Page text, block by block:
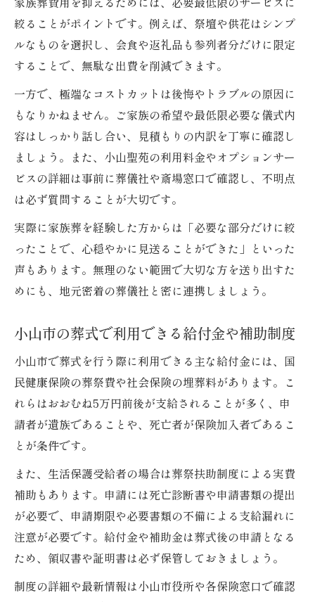
絞ることがポイントです。例えば、祭壇や供花はシンプ
ルなものを選択し、会食や返礼品も参列者分だけに限定
することで、無駄な出費を削減できます。
一方で、極端なコストカットは後悔やトラブルの原因に
もなりかねません。ご家族の希望や最低限必要な儀式内
容はしっかり話し合い、見積もりの内訳を丁寧に確認し
ましょう。また、小山聖苑の利用料金やオプションサー
ビスの詳細は事前に葬儀社や斎場窓口で確認し、不明点
は必ず質問することが大切です。
実際に家族葬を経験した方からは「必要な部分だけに絞
ったことで、心穏やかに見送ることができた」といった
声もあります。無理のない範囲で大切な方を送り出すた
めにも、地元密着の葬儀社と密に連携しましょう。
小山市の葬式で利用できる給付金や補助制度
小山市で葬式を行う際に利用できる主な給付金には、国
民健康保険の葬祭費や社会保険の埋葬料があります。こ
れらはおおむね5万円前後が支給されることが多く、申
請者が遺族であることや、死亡者が保険加入者であるこ
とが条件です。
また、生活保護受給者の場合は葬祭扶助制度による実費
補助もあります。申請には死亡診断書や申請書類の提出
が必要で、申請期限や必要書類の不備による支給漏れに
注意が必要です。給付金や補助金は葬式後の申請となる
ため、領収書や証明書は必ず保管しておきましょう。
制度の詳細や最新情報は小山市役所や各保険窓口で確認